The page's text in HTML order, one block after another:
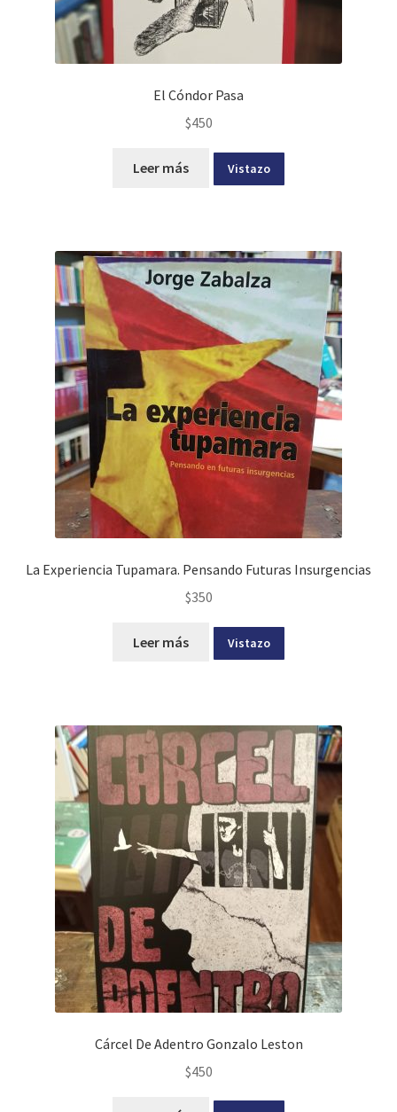
El Cóndor Pasa
$450
Leer más Vistazo
La Experiencia Tupamara. Pensando Futuras Insurgencias
$350
Leer más Vistazo
Cárcel De Adentro Gonzalo Leston
$450